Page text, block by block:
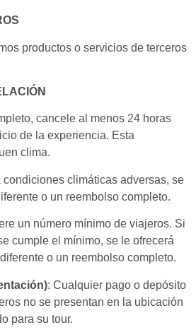
productos o servicios de terceros
cancele al menos 24 horas
de la experiencia. Esta
clima.
climáticas adversas, se
o un reembolso completo.
un número mínimo de viajeros. Si
cumple el mínimo, se le ofrecerá
o un reembolso completo.
: Cualquier pago o depósito
no se presentan en la ubicación
para su tour.